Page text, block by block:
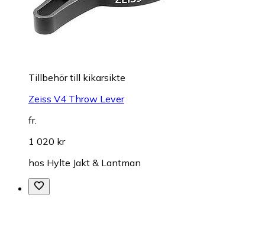
Tillbehör till kikarsikte
Zeiss V4 Throw Lever
fr.
1 020 kr
hos Hylte Jakt & Lantman